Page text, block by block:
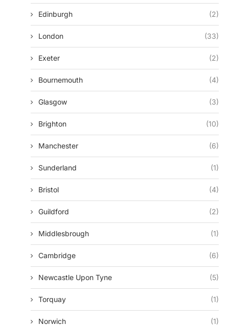
Edinburgh (2)
London (33)
Exeter (2)
Bournemouth (4)
Glasgow (3)
Brighton (10)
Manchester (6)
Sunderland (1)
Bristol (4)
Guildford (2)
Middlesbrough (1)
Cambridge (6)
Newcastle Upon Tyne (5)
Torquay (1)
Norwich (1)